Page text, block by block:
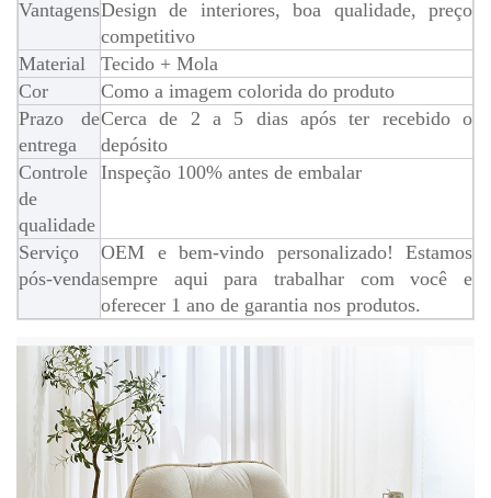
VantagensDesign de interiores, boa qualidade, preço
competitivo
Material
Tecido + Mola
Cor
Como a imagem colorida do produto
Prazo de
entrega
Cerca de 2 a 5 dias após ter recebido o
depósito
Controle
de
qualidade
Inspeção 100% antes de embalar
Serviço
pós-venda
OEM e bem-vindo personalizado! Estamos
sempre aqui para trabalhar com você e
oferecer 1 ano de garantia nos produtos.